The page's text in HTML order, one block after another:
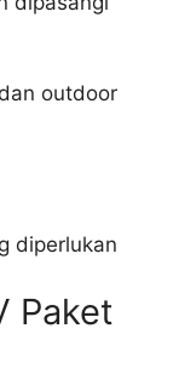
outdoor
diperlukan
Paket